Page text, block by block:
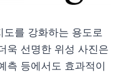
를 강화하는 용도로
욱 선명한 위성 사진은
측 등에서도 효과적이